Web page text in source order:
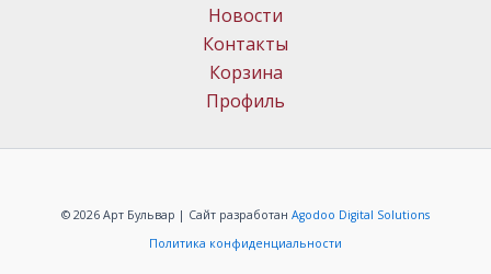
Новости
Контакты
Корзина
Профиль
© 2026 Арт Бульвар | Сайт разработан Agodoo Digital Solutions
Политика конфиденциальности